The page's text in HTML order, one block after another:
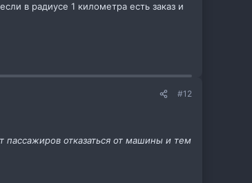
в радиусе 1 километра есть заказ и
#12
пассажиров отказаться от машины и тем